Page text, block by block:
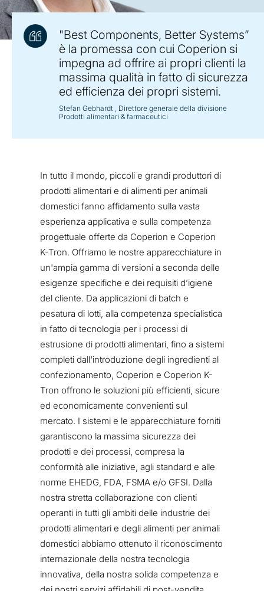
"Best Components, Better Systems”
è la promessa con cui Coperion si
impegna ad offrire ai propri clienti la
massima qualità in fatto di sicurezza
ed efficienza dei propri sistemi.
Stefan Gebhardt , Direttore generale della divisione
Prodotti alimentari & farmaceutici
In tutto il mondo, piccoli e grandi produttori di
prodotti alimentari e di alimenti per animali
domestici fanno affidamento sulla vasta
esperienza applicativa e sulla competenza
progettuale offerte da Coperion e Coperion
K-Tron. Offriamo le nostre apparecchiature in
un'ampia gamma di versioni a seconda delle
esigenze specifiche e dei requisiti d’igiene
del cliente. Da applicazioni di batch e
pesatura di lotti, alla competenza specialistica
in fatto di tecnologia per i processi di
estrusione di prodotti alimentari, fino a sistemi
completi dall'introduzione degli ingredienti al
confezionamento, Coperion e Coperion K-
Tron offrono le soluzioni più efficienti, sicure
ed economicamente convenienti sul
mercato. I sistemi e le apparecchiature forniti
garantiscono la massima sicurezza dei
prodotti e dei processi, compresa la
conformità alle iniziative, agli standard e alle
norme EHEDG, FDA, FSMA e/o GFSI. Dalla
nostra stretta collaborazione con clienti
operanti in tutti gli ambiti delle industrie dei
prodotti alimentari e degli alimenti per animali
domestici abbiamo ottenuto il riconoscimento
internazionale della nostra tecnologia
innovativa, della nostra solida competenza e